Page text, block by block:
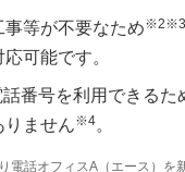
等が不要なため※2※3
可能です。
番号を利用できる
りません※4。
電話オフィスA（エース）